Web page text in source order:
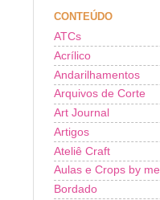
CONTEÚDO
ATCs
Acrílico
Andarilhamentos
Arquivos de Corte
Art Journal
Artigos
Ateliê Craft
Aulas e Crops by me
Bordado